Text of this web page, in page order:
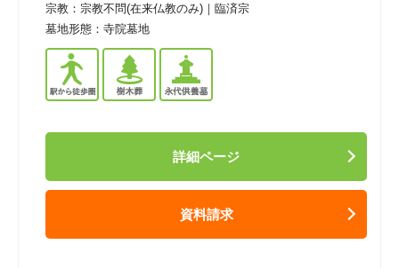
宗教： 宗教不問(在来仏教のみ)｜臨済宗
墓地形態： 寺院墓地
詳細ページ
資料請求